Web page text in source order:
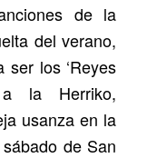
de la
del verano,
los ‘Reyes
a la Herriko,
usanza en la
de San